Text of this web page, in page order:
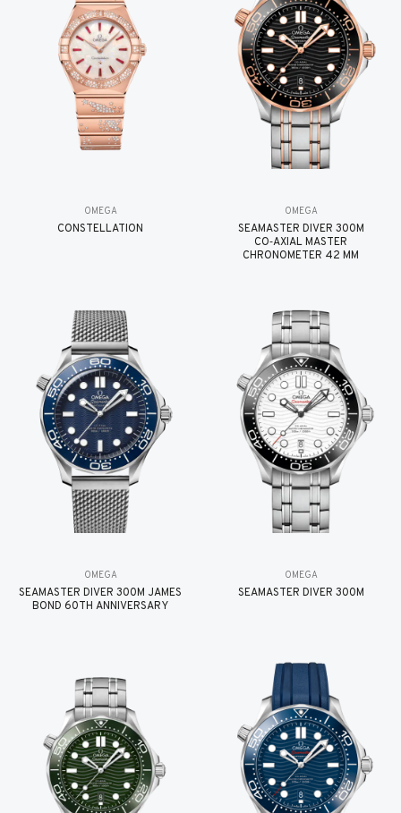
OMEGA
CONSTELLATION
OMEGA
SEAMASTER DIVER 300M
CO‑AXIAL MASTER
CHRONOMETER 42 MM
OMEGA
SEAMASTER DIVER 300M JAMES
BOND 60TH ANNIVERSARY
OMEGA
SEAMASTER DIVER 300M